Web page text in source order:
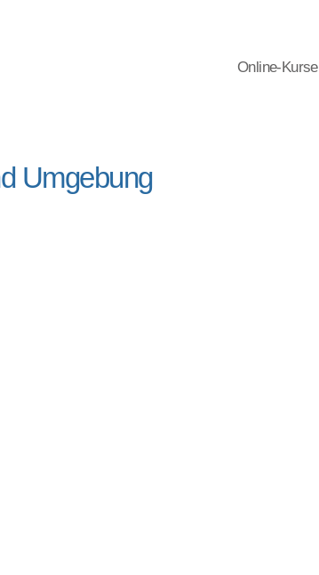
Online-Kurse
Umgebung